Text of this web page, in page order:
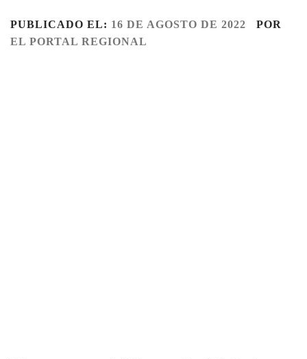
PUBLICADO EL: 16 DE AGOSTO DE 2022
POR
EL PORTAL REGIONAL